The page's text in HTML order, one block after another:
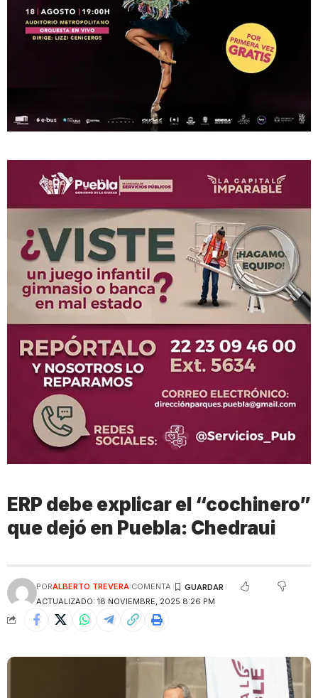
ERP debe explicar el “cochinero”
que dejó en Puebla: Chedraui
ACTUALIZADO: 18 NOVIEMBRE, 2025 8:26 PM
PORALBERTO TREVERA COMENTA